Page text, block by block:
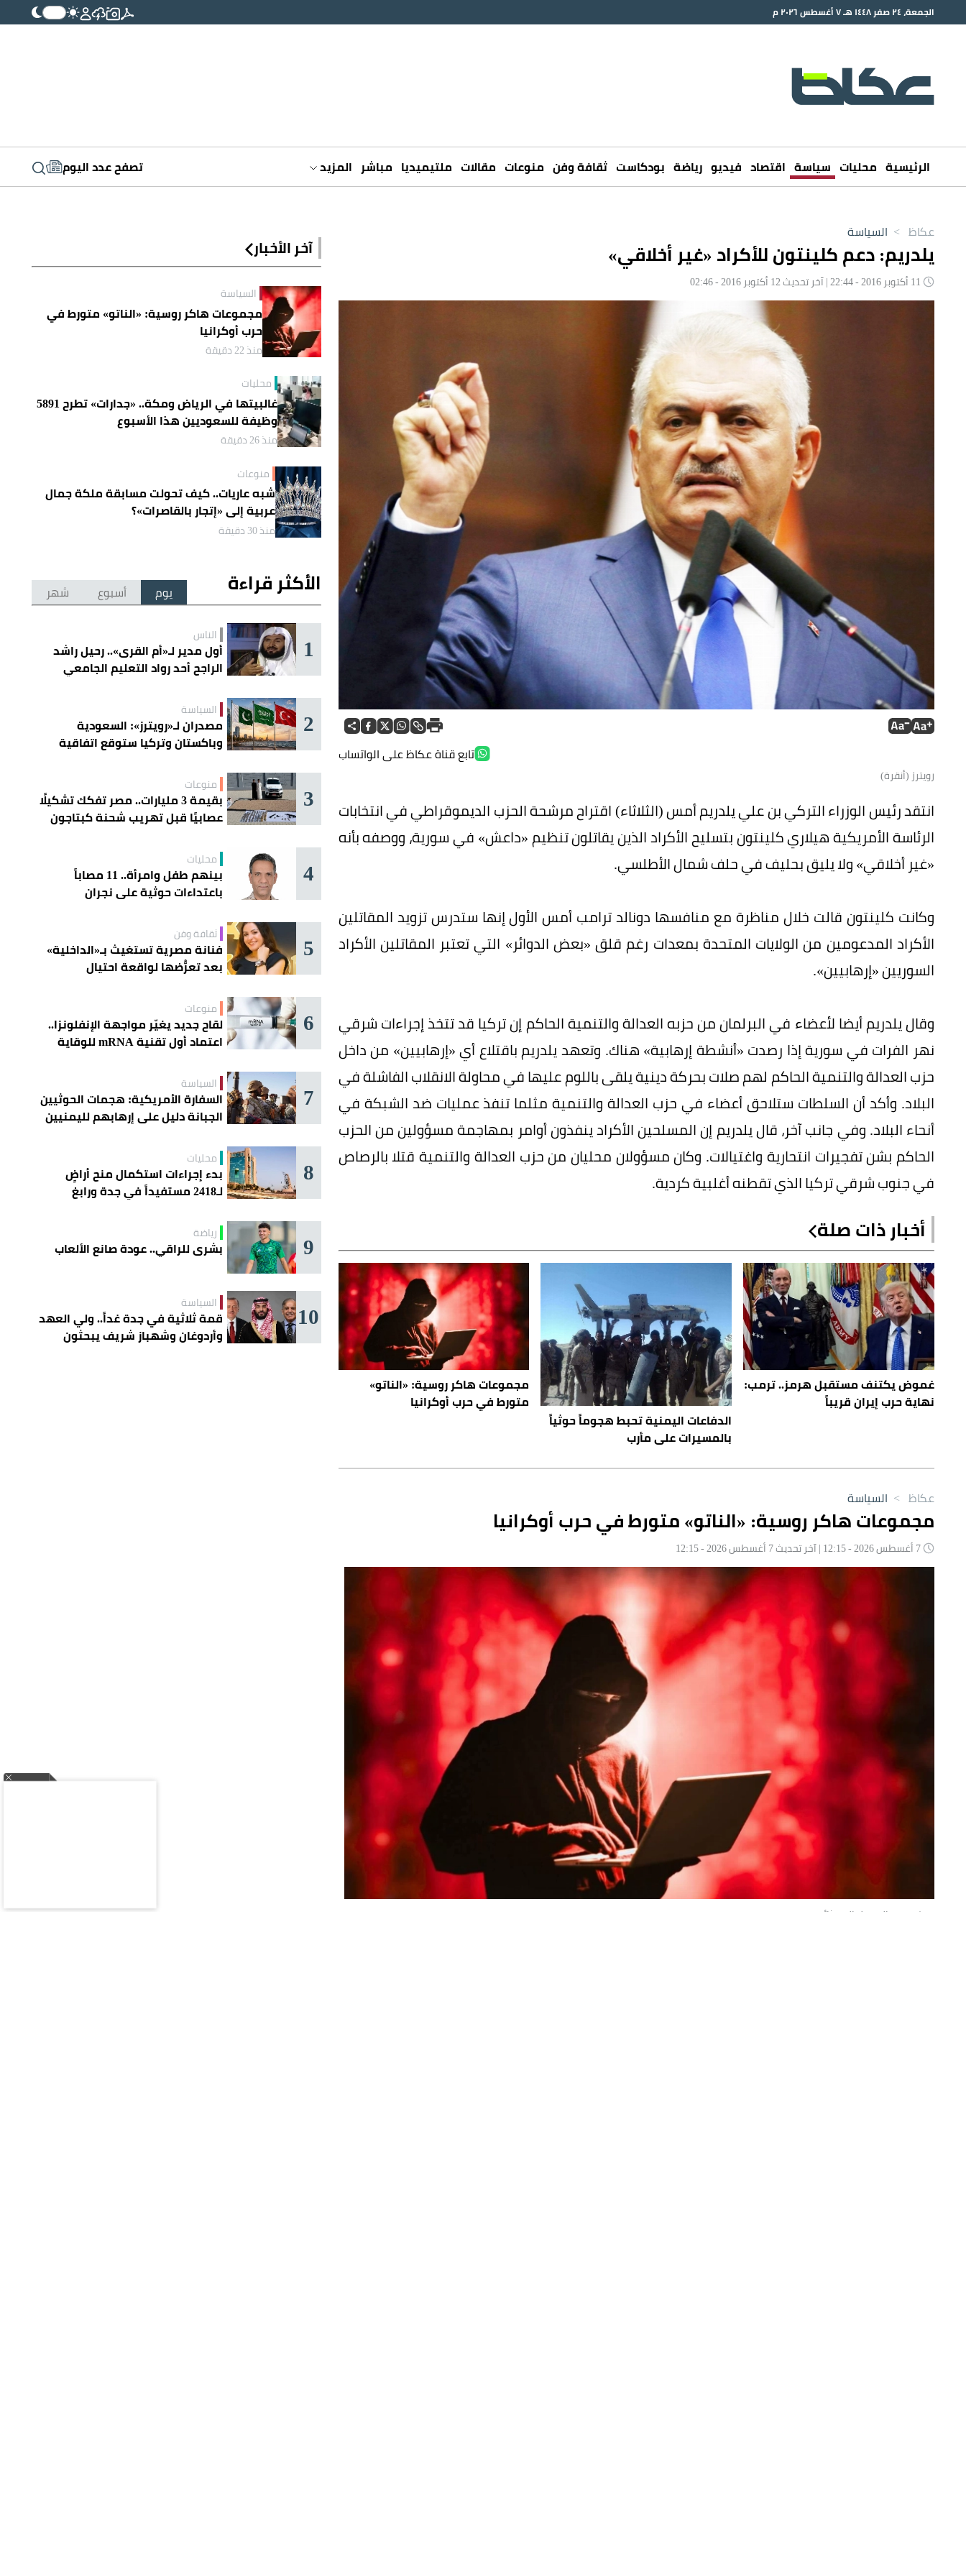
الجمعة، ٢٤ صفر ١٤٤٨ هـ ٧ أغسطس ٢٠٢٦ م
الرئيسية محليات سياسة اقتصاد فيديو رياضة بودكاست ثقافة وفن منوعات مقالات ملتيميديا مباشر المزيد تصفح عدد اليوم
عكاظ > السياسة
يلدريم: دعم كلينتون للأكراد «غير أخلاقي»
تابع قناة عكاظ على الواتساب
رويترز (أنقرة)
انتقد رئيس الوزراء التركي بن علي يلدريم أمس (الثلاثاء) اقتراح مرشحة الحزب الديموقراطي في انتخابات
الرئاسة الأمريكية هيلاري كلينتون بتسليح الأكراد الذين يقاتلون تنظيم «داعش» في سورية، ووصفه بأنه
«غير أخلاقي» ولا يليق بحليف في حلف شمال الأطلسي.
وكانت كلينتون قالت خلال مناظرة مع منافسها دونالد ترامب أمس الأول إنها ستدرس تزويد المقاتلين
الأكراد المدعومين من الولايات المتحدة بمعدات رغم قلق «بعض الدوائر» التي تعتبر المقاتلين الأكراد
السوريين «إرهابيين».
وقال يلدريم أيضا لأعضاء في البرلمان من حزبه العدالة والتنمية الحاكم إن تركيا قد تتخذ إجراءات شرقي
نهر الفرات في سورية إذا رصدت «أنشطة إرهابية» هناك. وتعهد يلدريم باقتلاع أي «إرهابيين» من داخل
حزب العدالة والتنمية الحاكم لهم صلات بحركة دينية يلقى باللوم عليها في محاولة الانقلاب الفاشلة في
البلاد. وأكد أن السلطات ستلاحق أعضاء في حزب العدالة والتنمية مثلما تنفذ عمليات ضد الشبكة في
أنحاء البلاد. وفي جانب آخر، قال يلدريم إن المسلحين الأكراد ينفذون أوامر بمهاجمة مسؤولين من الحزب
الحاكم بشن تفجيرات انتحارية واغتيالات. وكان مسؤولان محليان من حزب العدالة والتنمية قتلا بالرصاص
في جنوب شرقي تركيا الذي تقطنه أغلبية كردية.
أخبار ذات صلة
غموض يكتنف مستقبل هرمز.. ترمب:
نهاية حرب إيران قريباً
الدفاعات اليمنية تحبط هجوماً حوثياً
بالمسيرات على مأرب
مجموعات هاكر روسية: «الناتو»
متورط في حرب أوكرانيا
آخر الأخبار
السياسة
مجموعات هاكر روسية: «الناتو» متورط في
حرب أوكرانيا
منذ 22 دقيقة
محليات
غالبيتها في الرياض ومكة.. «جدارات» تطرح 5891
وظيفة للسعوديين هذا الأسبوع
منذ 26 دقيقة
منوعات
شبه عاريات.. كيف تحولت مسابقة ملكة جمال
عربية إلى «إتجار بالقاصرات»؟
منذ 30 دقيقة
الأكثر قراءة يوم أسبوع شهر
1 الناس
أول مدير لـ«أم القرى».. رحيل راشد
الراجح أحد رواد التعليم الجامعي
2 السياسة
مصدران لـ«رويترز»: السعودية
وباكستان وتركيا ستوقع اتفاقية
3 منوعات
بقيمة 3 مليارات.. مصر تفكك تشكيلًا
عصابيًا قبل تهريب شحنة كبتاجون
4 محليات
بينهم طفل وامرأة.. 11 مصاباً
باعتداءات حوثية على نجران
5 ثقافة وفن
فنانة مصرية تستغيث بـ«الداخلية»
بعد تعرُّضها لواقعة احتيال
6 منوعات
لقاح جديد يغيّر مواجهة الإنفلونزا..
اعتماد أول تقنية mRNA للوقاية
7 السياسة
السفارة الأمريكية: هجمات الحوثيين
الجبانة دليل على إرهابهم لليمنيين
8 محليات
بدء إجراءات استكمال منح أراضٍ
لـ2418 مستفيداً في جدة ورابغ
9 رياضة
بشرى للراقي.. عودة صانع الألعاب
10 السياسة
قمة ثلاثية في جدة غداً.. ولي العهد
وأردوغان وشهباز شريف يبحثون
عكاظ > السياسة
مجموعات هاكر روسية: «الناتو» متورط في حرب أوكرانيا
تمكنت من الوصول إلى وثائق سرية